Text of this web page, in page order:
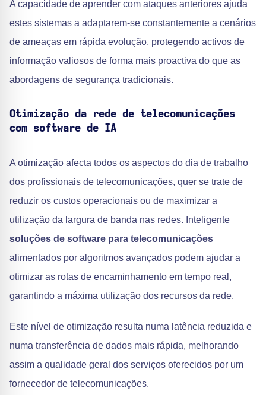
A capacidade de aprender com ataques anteriores ajuda
estes sistemas a adaptarem-se constantemente a cenários
de ameaças em rápida evolução, protegendo activos de
informação valiosos de forma mais proactiva do que as
abordagens de segurança tradicionais.
Otimização da rede de telecomunicações
com software de IA
A otimização afecta todos os aspectos do dia de trabalho
dos profissionais de telecomunicações, quer se trate de
reduzir os custos operacionais ou de maximizar a
utilização da largura de banda nas redes. Inteligente
soluções de software para telecomunicações
alimentados por algoritmos avançados podem ajudar a
otimizar as rotas de encaminhamento em tempo real,
garantindo a máxima utilização dos recursos da rede.
Este nível de otimização resulta numa latência reduzida e
numa transferência de dados mais rápida, melhorando
assim a qualidade geral dos serviços oferecidos por um
fornecedor de telecomunicações.